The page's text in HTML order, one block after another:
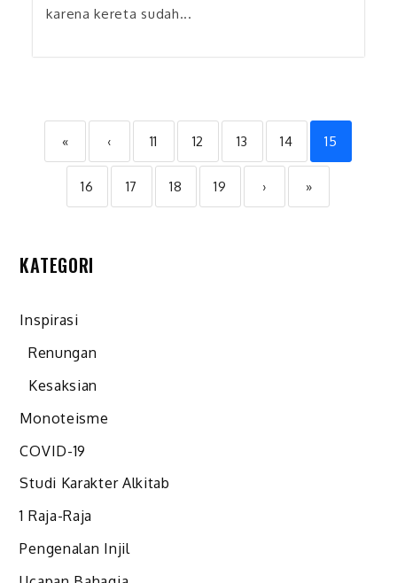
karena kereta sudah...
« ‹ 11 12 13 14 15
16 17 18 19 › »
KATEGORI
Inspirasi
Renungan
Kesaksian
Monoteisme
COVID-19
Studi Karakter Alkitab
1 Raja-Raja
Pengenalan Injil